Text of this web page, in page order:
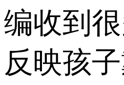
编收到
反映孩